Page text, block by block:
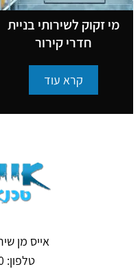
מי זקוק לשירותי בניית
חדרי קירור
קרא עוד
אייס מן
טלפון: 073-7795800